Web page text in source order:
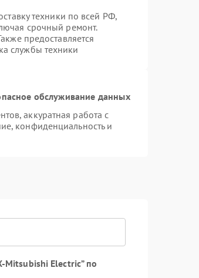
техники по всей РФ,
срочный ремонт.
предоставляется
службы техники
обслуживание данных
аккуратная работа с
конфиденциальность и
Mitsubishi Electric” по